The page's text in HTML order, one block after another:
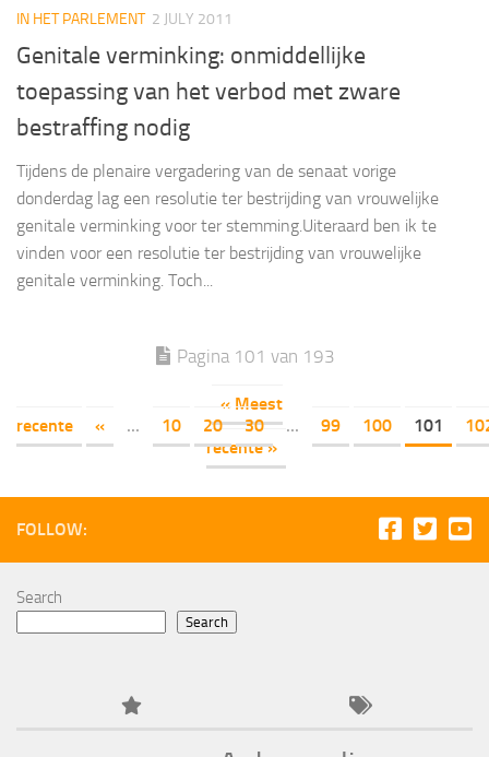
IN HET PARLEMENT 2 JULY 2011
Genitale verminking: onmiddellijke
toepassing van het verbod met zware
bestraffing nodig
Tijdens de plenaire vergadering van de senaat vorige
donderdag lag een resolutie ter bestrijding van vrouwelijke
genitale verminking voor ter stemming.Uiteraard ben ik te
vinden voor een resolutie ter bestrijding van vrouwelijke
genitale verminking. Toch...
Pagina 101 van 193
« Meest
recente
« ... 10 20 30 ... 99 100 101
recente »
FOLLOW:
Search
Search